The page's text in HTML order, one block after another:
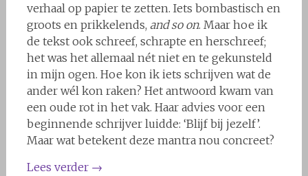
verhaal op papier te zetten. Iets bombastisch en
groots en prikkelends, and so on. Maar hoe ik
de tekst ook schreef, schrapte en herschreef;
het was het allemaal nét niet en te gekunsteld
in mijn ogen. Hoe kon ik iets schrijven wat de
ander wél kon raken? Het antwoord kwam van
een oude rot in het vak. Haar advies voor een
beginnende schrijver luidde: ‘Blijf bij jezelf’.
Maar wat betekent deze mantra nou concreet?
Lees verder →